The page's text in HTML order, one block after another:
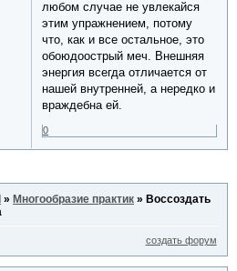
любом случае не увлекайся
этим упражнением, потому
что, как и все остальное, это
обоюдоострый меч. Внешняя
энергия всегда отличается от
нашей внутренней, а нередко и
враждебна ей.
0
»Многообразие практик »Воссоздать
создать форум